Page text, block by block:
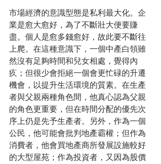
市場經濟的意識型態是私利最大化。企
業是愈大愈好，為了不斷壯大便要賺
盡。個人是愈多錢愈好，故此要不斷往
上爬。在這種意識下，一個中產白領雖
然沒有足夠時間和兒女相處，覺得內
疚；但很少會拒絕一個會更忙碌的升遷
機會，以提升生活環境的質素。在生產
者與父親兩種角色間，他真心認為父親
的角色更重要，但在時間分配的優先次
序上仍是先予生產者。另外，作為一個
公民，他可能會批判地產霸權；但作為
消費者，他會買地產商所發展設施較好
的大型屋苑；作為投資者，又因為股價